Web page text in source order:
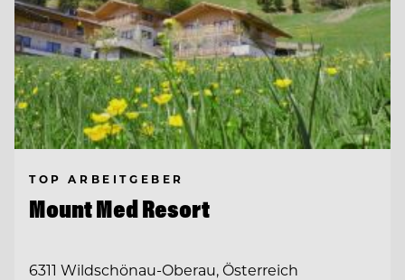
TOP ARBEITGEBER
Mount Med Resort
6311 Wildschönau-Oberau, Österreich